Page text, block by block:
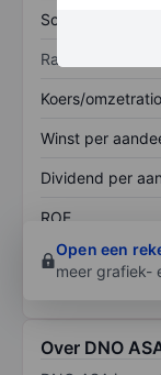
Schulden
Ratio's
Koers/omzetratio
Winst per
Dividend per
ROE
Open een
meer grafiek-
Over DNO